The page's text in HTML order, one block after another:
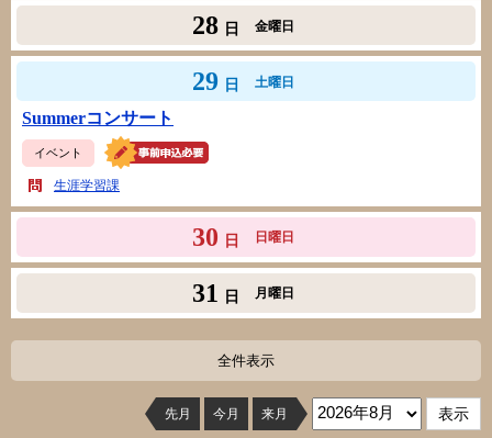
28 日 金曜日
29 日 土曜日
Summerコンサート
イベント
生涯学習課
30 日 日曜日
31 日 月曜日
全件表示
先月 今月 来月